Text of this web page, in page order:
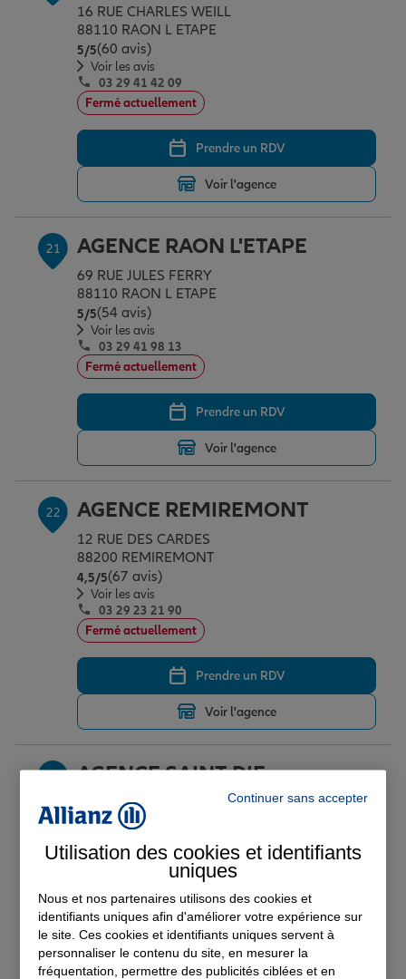
16 RUE CHARLES WEILL
88110 RAON L ETAPE
5/5Note de 5 sur 5
(60 avis)
Voir les avis
03 29 41 42 09
Fermé actuellement
Prendre un RDV
Voir l'agence
21 AGENCE RAON L'ETAPE
69 RUE JULES FERRY
88110 RAON L ETAPE
5/5Note de 5 sur 5
(54 avis)
Voir les avis
03 29 41 98 13
Fermé actuellement
Prendre un RDV
Voir l'agence
22 AGENCE REMIREMONT
12 RUE DES CARDES
88200 REMIREMONT
4,5/5Note de 4.5 sur 5
(67 avis)
Voir les avis
03 29 23 21 90
Fermé actuellement
Prendre un RDV
Voir l'agence
AGENCE SAINT DIE
13 RUE D ALSACE
88100 ST DIE DES VOSGES
4,8 /5(133 avis)
Voir les avis
03 29 55 00 66
Fermé actuellement
Prendre un RDV
Voir l'agence
Continuer sans accepter
Utilisation des cookies et identifiants
uniques
Nous et nos partenaires utilisons des cookies et
identifiants uniques afin d'améliorer votre expérience sur
le site. Ces cookies et identifiants uniques servent à
personnaliser le contenu du site, en mesurer la
fréquentation, permettre des publicités ciblées et en